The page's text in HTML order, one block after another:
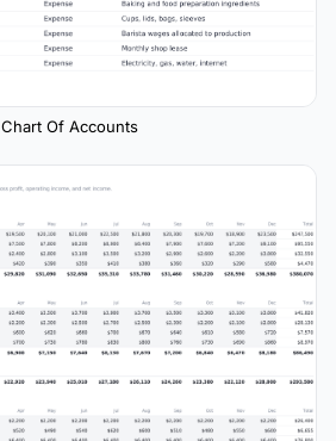
Chart Of Accounts